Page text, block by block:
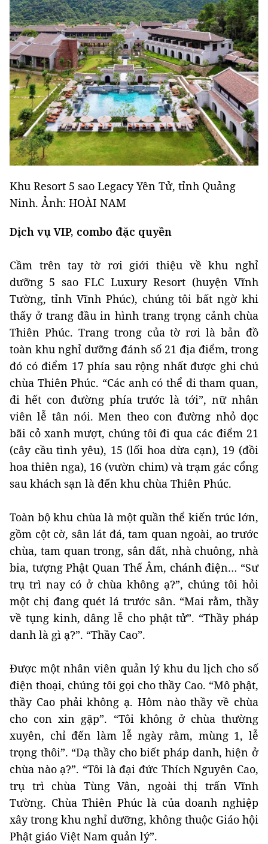
Khu Resort 5 sao Legacy Yên Tử, tỉnh Quảng
Ninh. Ảnh: HOÀI NAM
Dịch vụ VIP, combo đặc quyền
Cầm trên tay tờ rơi giới thiệu về khu nghỉ
dưỡng 5 sao FLC Luxury Resort (huyện Vĩnh
Tường, tỉnh Vĩnh Phúc), chúng tôi bất ngờ khi
thấy ở trang đầu in hình trang trọng cảnh chùa
Thiên Phúc. Trang trong của tờ rơi là bản đồ
toàn khu nghỉ dưỡng đánh số 21 địa điểm, trong
đó có điểm 17 phía sau rộng nhất được ghi chú
chùa Thiên Phúc. “Các anh có thể đi tham quan,
đi hết con đường phía trước là tới”, nữ nhân
viên lễ tân nói. Men theo con đường nhỏ dọc
bãi cỏ xanh mượt, chúng tôi đi qua các điểm 21
(cây cầu tình yêu), 15 (lối hoa dừa cạn), 19 (đồi
hoa thiên nga), 16 (vườn chim) và trạm gác cổng
sau khách sạn là đến khu chùa Thiên Phúc.
Toàn bộ khu chùa là một quần thể kiến trúc lớn,
gồm cột cờ, sân lát đá, tam quan ngoài, ao trước
chùa, tam quan trong, sân đất, nhà chuông, nhà
bia, tượng Phật Quan Thế Âm, chánh điện… “Sư
trụ trì nay có ở chùa không ạ?”, chúng tôi hỏi
một chị đang quét lá trước sân. “Mai rằm, thầy
về tụng kinh, dâng lễ cho phật tử”. “Thầy pháp
danh là gì ạ?”. “Thầy Cao”.
Được một nhân viên quản lý khu du lịch cho số
điện thoại, chúng tôi gọi cho thầy Cao. “Mô phật,
thầy Cao phải không ạ. Hôm nào thầy về chùa
cho con xin gặp”. “Tôi không ở chùa thường
xuyên, chỉ đến làm lễ ngày rằm, mùng 1, lễ
trọng thôi”. “Dạ thầy cho biết pháp danh, hiện ở
chùa nào ạ?”. “Tôi là đại đức Thích Nguyên Cao,
trụ trì chùa Tùng Vân, ngoài thị trấn Vĩnh
Tường. Chùa Thiên Phúc là của doanh nghiệp
xây trong khu nghỉ dưỡng, không thuộc Giáo hội
Phật giáo Việt Nam quản lý”.